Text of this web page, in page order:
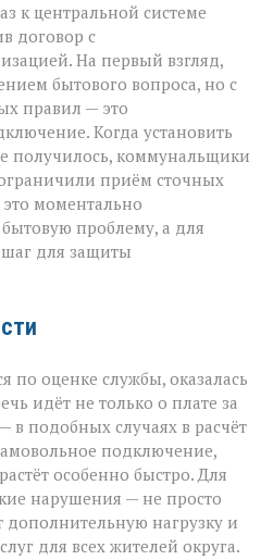
к центральной системе
договор с
На первый взгляд,
бытового вопроса, но с
правил — это
Когда установить
получилось, коммунальщики
приём сточных
моментально
проблему, а для
для защиты
по оценке службы, оказалась
идёт не только о плате за
в подобных случаях в расчёт
подключение,
особенно быстро. Для
нарушения — не просто
дополнительную нагрузку и
для всех жителей округа.